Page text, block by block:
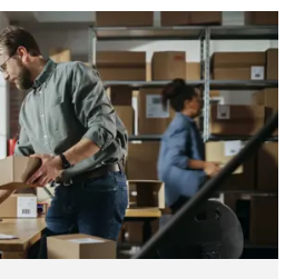
lo sviluppo dell’e-commerce